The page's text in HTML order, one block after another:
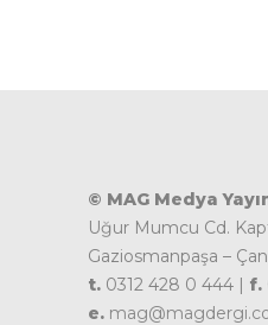
© MAG Medya
Uğur Mumcu Cd.
Gaziosmanpaşa –
t. 0312 428 0 444 | f.
e.